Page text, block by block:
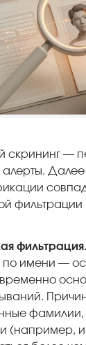
скрининг —
Далее
фильтрации
фильтрация.
по имени —
фамилии,
(например,